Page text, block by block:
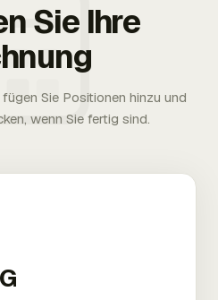
Sie Ihre
Sie Positionen hinzu und
wenn Sie fertig sind.